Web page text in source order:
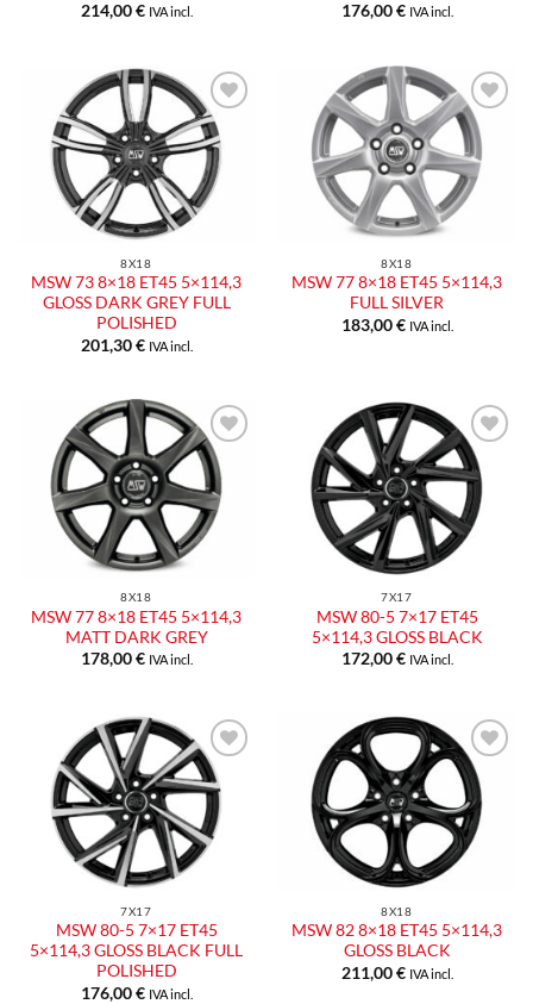
214,00€ IVA incl.
176,00€ IVA incl.
Aggiungi
alla lista
dei
desideri
8X18
MSW 73 8×18 ET45 5×114,3
GLOSS DARK GREY FULL
POLISHED
201,30€ IVA incl.
Aggiungi
alla lista
dei
desideri
8X18
MSW 77 8×18 ET45 5×114,3
FULL SILVER
183,00€ IVA incl.
Aggiungi
alla lista
dei
desideri
8X18
MSW 77 8×18 ET45 5×114,3
MATT DARK GREY
178,00€ IVA incl.
Aggiungi
alla lista
dei
desideri
7X17
MSW 80-5 7×17 ET45
5×114,3 GLOSS BLACK
172,00€ IVA incl.
Aggiungi
alla lista
dei
desideri
7X17
MSW 80-5 7×17 ET45
5×114,3 GLOSS BLACK FULL
POLISHED
176,00€ IVA incl.
Aggiungi
alla lista
dei
desideri
8X18
MSW 82 8×18 ET45 5×114,3
GLOSS BLACK
211,00€ IVA incl.